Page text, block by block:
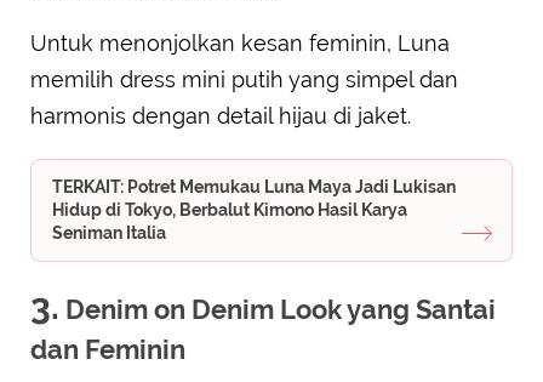
Untuk menonjolkan kesan feminin, Luna
memilih dress mini putih yang simpel dan
harmonis dengan detail hijau di jaket.
TERKAIT: Potret Memukau Luna Maya Jadi Lukisan
Hidup di Tokyo, Berbalut Kimono Hasil Karya
Seniman Italia
3. Denim on Denim Look yang Santai
dan Feminin